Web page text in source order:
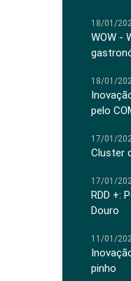
18/01/
WOW -
18/01/
pelo
17/01/
Cluster
17/01/
RDD +:
Douro
11/01/
pinho